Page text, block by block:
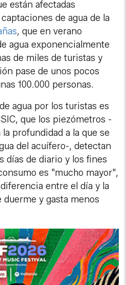
están afectadas
de agua de la
, que en verano
agua exponencialmente
de miles de turistas y
pase de unos pocos
100.000 personas.
agua por los turistas es
que los piezómetros -
profundidad a la que se
del acuífero-, detectan
días de diario y los fines
es "mucho mayor",
entre el día y la
y gasta menos